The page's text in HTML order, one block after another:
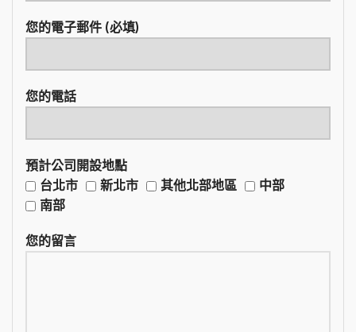
您的電子郵件 (必填)
您的電話
預計公司開設地點
台北市
新北市 其他北部地區
中部
南部
您的留言